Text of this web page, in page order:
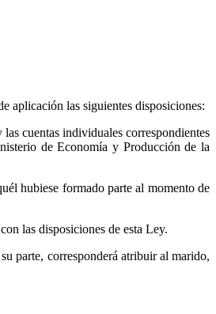
aplicación las siguientes disposiciones:
cuentas individuales correspondientes
de Economía y Producción de la
hubiese formado parte al momento de
las disposiciones de esta Ley.
parte, corresponderá atribuir al marido,